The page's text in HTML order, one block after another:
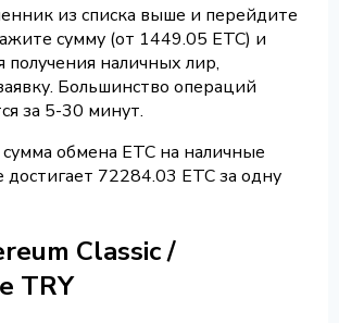
из списка выше и перейдите
сумму (от 1449.05 ETC) и
получения наличных лир,
Большинство операций
за 5-30 минут.
обмена ETC на наличные
72284.03 ETC за одну
Classic /
TRY